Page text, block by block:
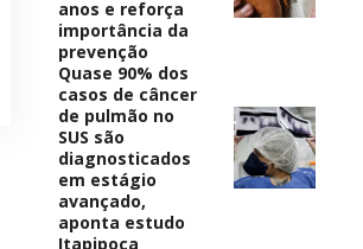
anos e reforça
importância da
prevenção
Quase 90% dos
casos de câncer
de pulmão no
SUS são
diagnosticados
em estágio
avançado,
aponta estudo
Itapipoca